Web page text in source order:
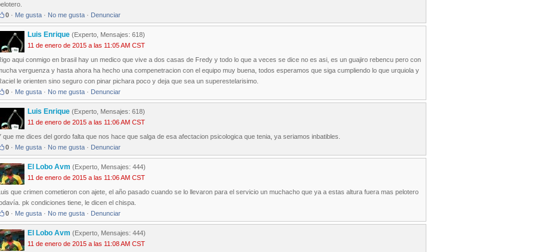
0 · Me gusta · No me gusta · Denunciar
Luis Enrique (Experto, Mensajes: 618)
11 de enero de 2015 a las 11:05 AM CST
aqui conmigo en brasil hay un medico que vive a dos casas de Fredy y todo lo que a veces se dice no es asi, es un guajiro rebencu pero con
verguenza y hasta ahora ha hecho una compenetracion con el equipo muy buena, todos esperamos que siga cumpliendo lo que urquiola y
le orienten sino seguro con pinar pichara poco y deja que sea un superestelarisimo.
0 · Me gusta · No me gusta · Denunciar
Luis Enrique (Experto, Mensajes: 618)
11 de enero de 2015 a las 11:06 AM CST
que me dices del gordo falta que nos hace que salga de esa afectacion psicologica que tenia, ya seriamos inbatibles.
0 · Me gusta · No me gusta · Denunciar
El Lobo Avm (Experto, Mensajes: 444)
11 de enero de 2015 a las 11:06 AM CST
que crimen cometieron con ajete, el año pasado cuando se lo llevaron para el servicio un muchacho que ya a estas altura fuera mas pelotero
pk condiciones tiene, le dicen el chispa.
0 · Me gusta · No me gusta · Denunciar
El Lobo Avm (Experto, Mensajes: 444)
11 de enero de 2015 a las 11:08 AM CST